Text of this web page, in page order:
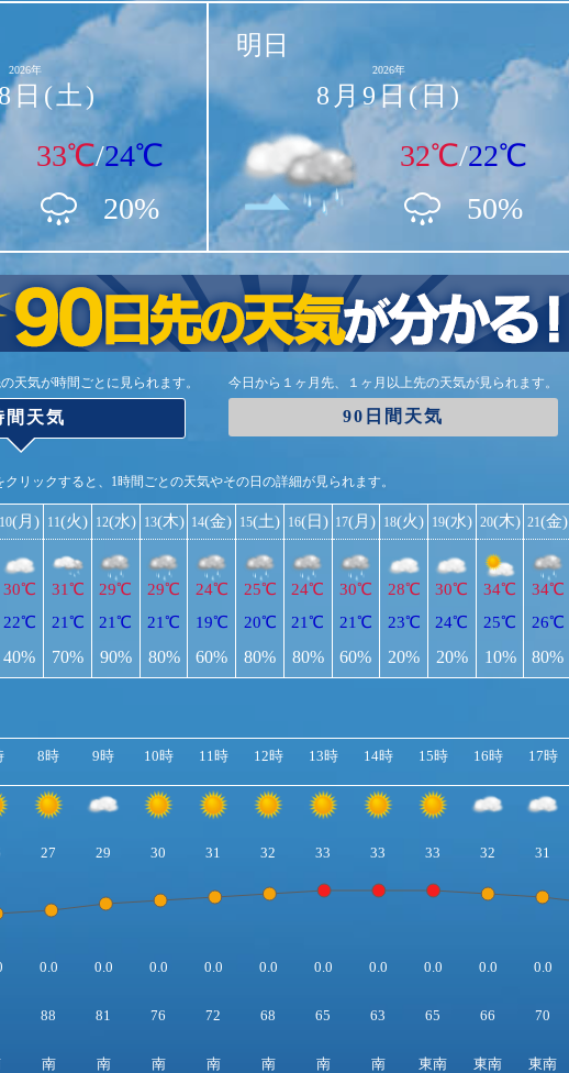
2026年
日(土)
33℃/24℃
20%
明日
2026年
8月9日(日)
32℃/22℃
50%
天気が時間ごとに見られます。
間天気
今日から１ヶ月先、１ヶ月以上先の天気が見られます。
90日間天気
クリックすると、1時間ごとの天気やその日の詳細が見られます。
10(月)
30℃
22℃
40%
11(火)
31℃
21℃
70%
12(水)
29℃
21℃
90%
13(木)
29℃
21℃
80%
14(金)
24℃
19℃
60%
15(土)
25℃
20℃
80%
16(日)
24℃
21℃
80%
17(月)
30℃
21℃
60%
18(火)
28℃
23℃
20%
19(水)
30℃
24℃
20%
20(木)
34℃
25℃
10%
21(金)
34℃
26℃
80%
8時 9時 10時 11時 12時 13時 14時 15時 16時 17時
27 29 30 31 32 33 33 33 32 31
0.0 0.0 0.0 0.0 0.0 0.0 0.0 0.0 0.0 0.0
88 81 76 72 68 65 63 65 66 70
南 南 南 南 南 南 南 東南 東南 東南